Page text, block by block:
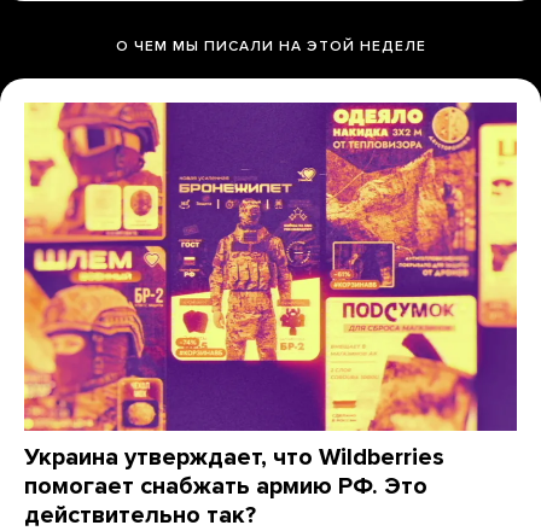
О ЧЕМ МЫ ПИСАЛИ НА ЭТОЙ НЕДЕЛЕ
Украина утверждает, что Wildberries
помогает снабжать армию РФ. Это
действительно так?